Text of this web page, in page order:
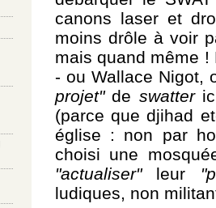
canons laser et
moins drôle à voir
mais quand même
- ou Wallace Nigot,
projet"de swatter
(parce que djihad
église : non par
choisi une
"actualiser" leur
ludiques, non